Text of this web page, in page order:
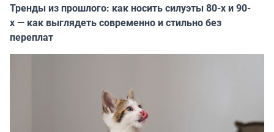
Тренды из прошлого: как носить силуэты 80-х и 90-
х — как выглядеть современно и стильно без
переплат